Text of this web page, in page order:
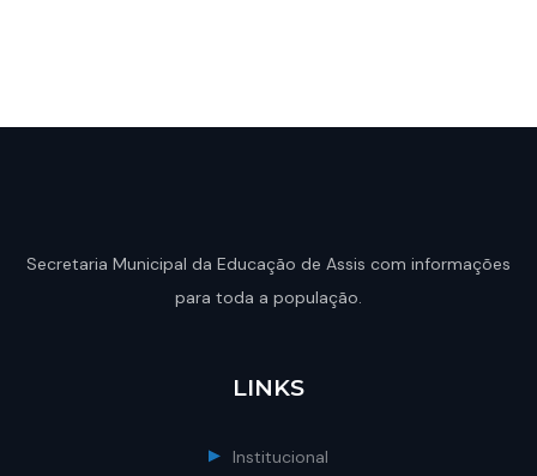
Secretaria Municipal da Educação de Assis com informações
para toda a população.
LINKS
Institucional